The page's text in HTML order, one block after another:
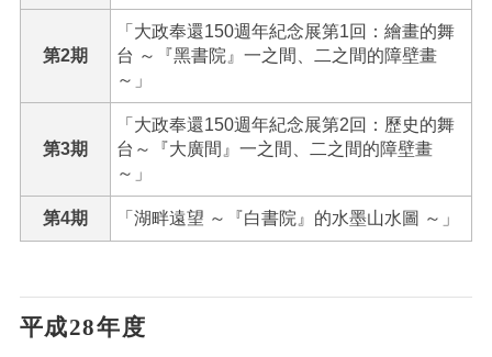
第2期
「大政奉還150週年紀念展第1回：繪畫的舞
台 ～『黑書院』一之間、二之間的障壁畫
～」
第3期
「大政奉還150週年紀念展第2回：歷史的舞
台～『大廣間』一之間、二之間的障壁畫
～」
第4期 「湖畔遠望 ～『白書院』的水墨山水圖 ～」
平成28年度